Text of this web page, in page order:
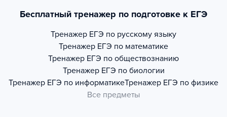
Бесплатный тренажер по подготовке к ЕГЭ
Тренажер ЕГЭ по русскому языку
Тренажер ЕГЭ по математике
Тренажер ЕГЭ по обществознанию
Тренажер ЕГЭ по биологии
Тренажер ЕГЭ по информатикеТренажер ЕГЭ по физике
Все предметы